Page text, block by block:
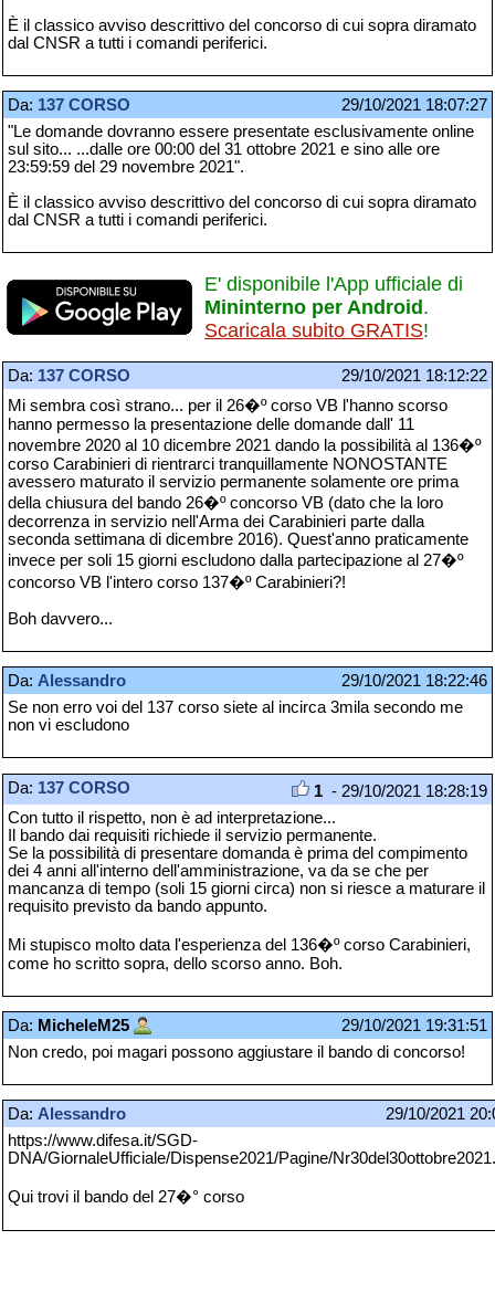
È il classico avviso descrittivo del concorso di cui sopra diramato
dal CNSR a tutti i comandi periferici.
Da: 137 CORSO
29/10/2021 18:07:27
"Le domande dovranno essere presentate esclusivamente online
sul sito... ...dalle ore 00:00 del 31 ottobre 2021 e sino alle ore
23:59:59 del 29 novembre 2021".
È il classico avviso descrittivo del concorso di cui sopra diramato
dal CNSR a tutti i comandi periferici.
E' disponibile l'App ufficiale di
Mininterno per Android.
Scaricala subito GRATIS!
Da: 137 CORSO
29/10/2021 18:12:22
Mi sembra così strano... per il 26�º corso VB l'hanno scorso
hanno permesso la presentazione delle domande dall' 11
novembre 2020 al 10 dicembre 2021 dando la possibilità al 136�º
corso Carabinieri di rientrarci tranquillamente NONOSTANTE
avessero maturato il servizio permanente solamente ore prima
della chiusura del bando 26�º concorso VB (dato che la loro
decorrenza in servizio nell'Arma dei Carabinieri parte dalla
seconda settimana di dicembre 2016). Quest'anno praticamente
invece per soli 15 giorni escludono dalla partecipazione al 27�º
concorso VB l'intero corso 137�º Carabinieri?!
Boh davvero...
Da: Alessandro
29/10/2021 18:22:46
Se non erro voi del 137 corso siete al incirca 3mila secondo me
non vi escludono
Da: 137 CORSO 1 - 29/10/2021 18:28:19
Con tutto il rispetto, non è ad interpretazione...
Il bando dai requisiti richiede il servizio permanente.
Se la possibilità di presentare domanda è prima del compimento
dei 4 anni all'interno dell'amministrazione, va da se che per
mancanza di tempo (soli 15 giorni circa) non si riesce a maturare il
requisito previsto da bando appunto.
Mi stupisco molto data l'esperienza del 136�º corso Carabinieri,
come ho scritto sopra, dello scorso anno. Boh.
Da: MicheleM25
29/10/2021 19:31:51
Non credo, poi magari possono aggiustare il bando di concorso!
Da: Alessandro
29/10/2021
https://www.difesa.it/SGD-
DNA/GiornaleUfficiale/Dispense2021/Pagine/
Qui trovi il bando del 27�° corso